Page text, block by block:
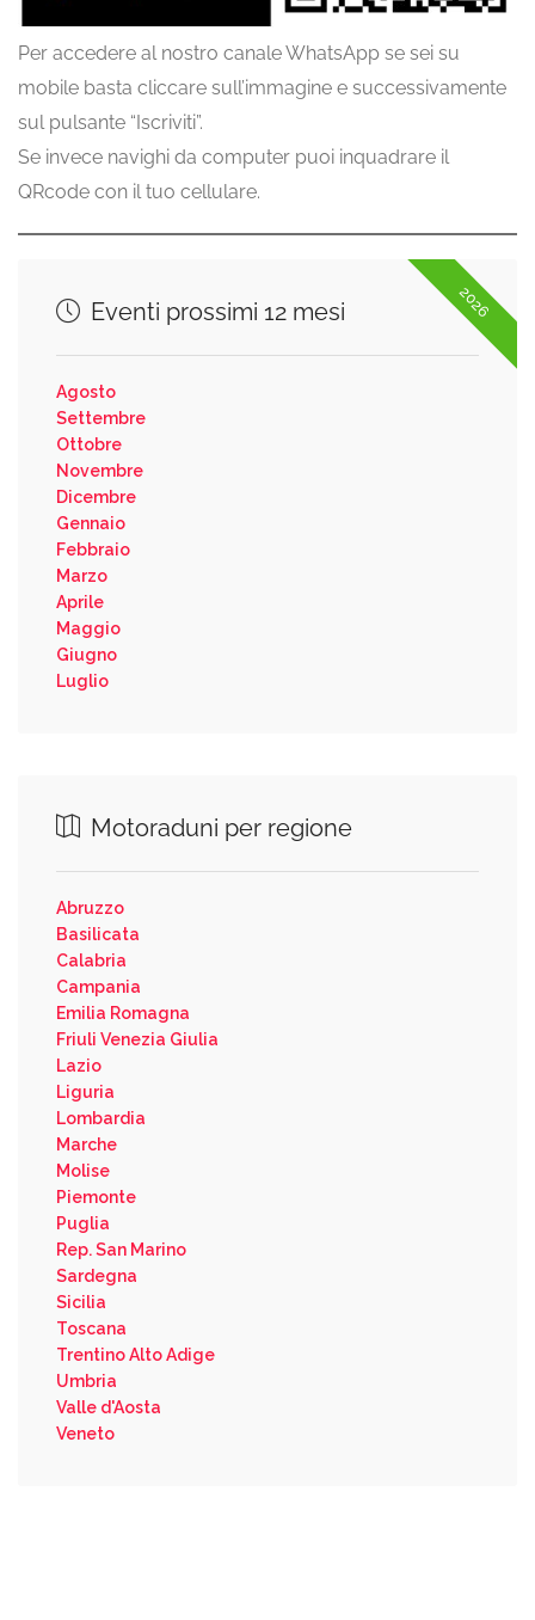
Per accedere al nostro canale WhatsApp se sei su
mobile basta cliccare sull’immagine e successivamente
sul pulsante “Iscriviti”.
Se invece navighi da computer puoi inquadrare il
QRcode con il tuo cellulare.
2026
Eventi prossimi 12 mesi
Agosto
Settembre
Ottobre
Novembre
Dicembre
Gennaio
Febbraio
Marzo
Aprile
Maggio
Giugno
Luglio
Motoraduni per regione
Abruzzo
Basilicata
Calabria
Campania
Emilia Romagna
Friuli Venezia Giulia
Lazio
Liguria
Lombardia
Marche
Molise
Piemonte
Puglia
Rep. San Marino
Sardegna
Sicilia
Toscana
Trentino Alto Adige
Umbria
Valle d'Aosta
Veneto